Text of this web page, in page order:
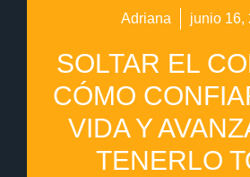
Adriana junio 16,
SOLTAR EL
CÓMO
VIDA Y
TENERLO